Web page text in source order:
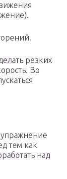
резких
Во
упражнение
тем как
над